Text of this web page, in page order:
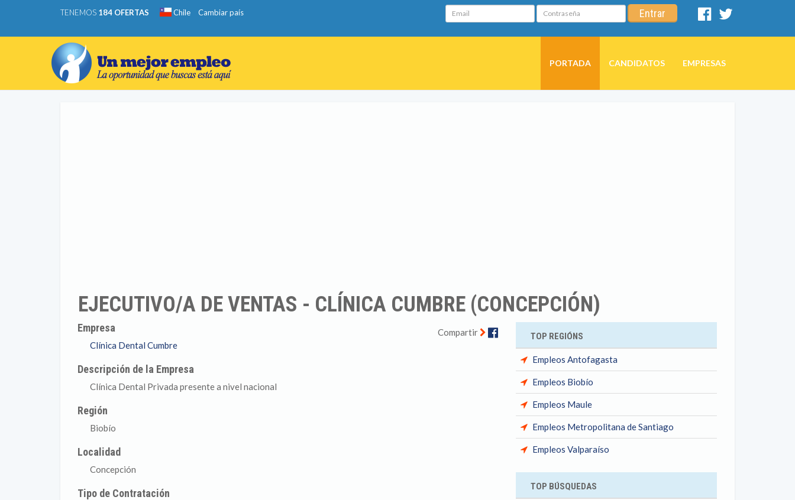
TENEMOS 184 OFERTAS Chile Cambiar país Email Contraseña Entrar
Facebook
PORTADA CANDIDATOS EMPRESAS
EJECUTIVO/A DE VENTAS - CLÍNICA CUMBRE (CONCEPCIÓN)
Compartir Facebook
Empresa
Clínica Dental Cumbre
Descripción de la Empresa
Clínica Dental Privada presente a nivel nacional
Región
Biobío
Localidad
Concepción
Tipo de Contratación
TOP REGIÓNS
Empleos Antofagasta
Empleos Biobío
Empleos Maule
Empleos Metropolitana de Santiago
Empleos Valparaíso
TOP BÚSQUEDAS